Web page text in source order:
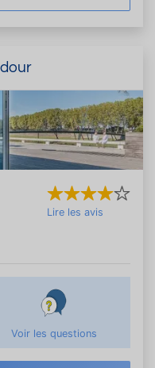
Lire les avis
Voir les questions